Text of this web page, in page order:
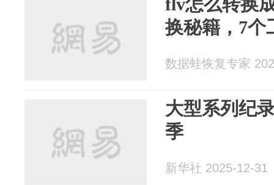
换秘籍，7个
数据蛙恢复专家
大型系列纪
季
新华社 2025-12-31